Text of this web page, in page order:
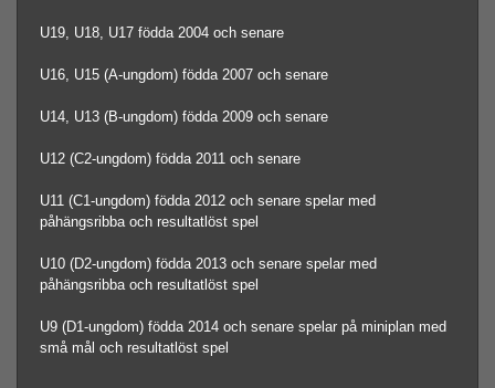
U19, U18, U17 födda 2004 och senare
U16, U15 (A-ungdom) födda 2007 och senare
U14, U13 (B-ungdom) födda 2009 och senare
U12 (C2-ungdom) födda 2011 och senare
U11 (C1-ungdom) födda 2012 och senare spelar med
påhängsribba och resultatlöst spel
U10 (D2-ungdom) födda 2013 och senare spelar med
påhängsribba och resultatlöst spel
U9 (D1-ungdom) födda 2014 och senare spelar på miniplan med
små mål och resultatlöst spel